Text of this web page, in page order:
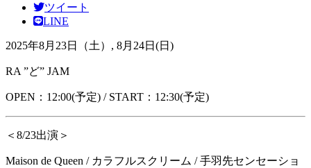
ツイート
LINE
2025年8月 23日（土） , 8月 24日 (日 )
RA ”ど” JAM
OPEN ： 12:00(予定) / START ： 12:30(予定)
＜ 8/23出演＞
Maison de Queen / カラフルスクリーム /手羽先センセーショ